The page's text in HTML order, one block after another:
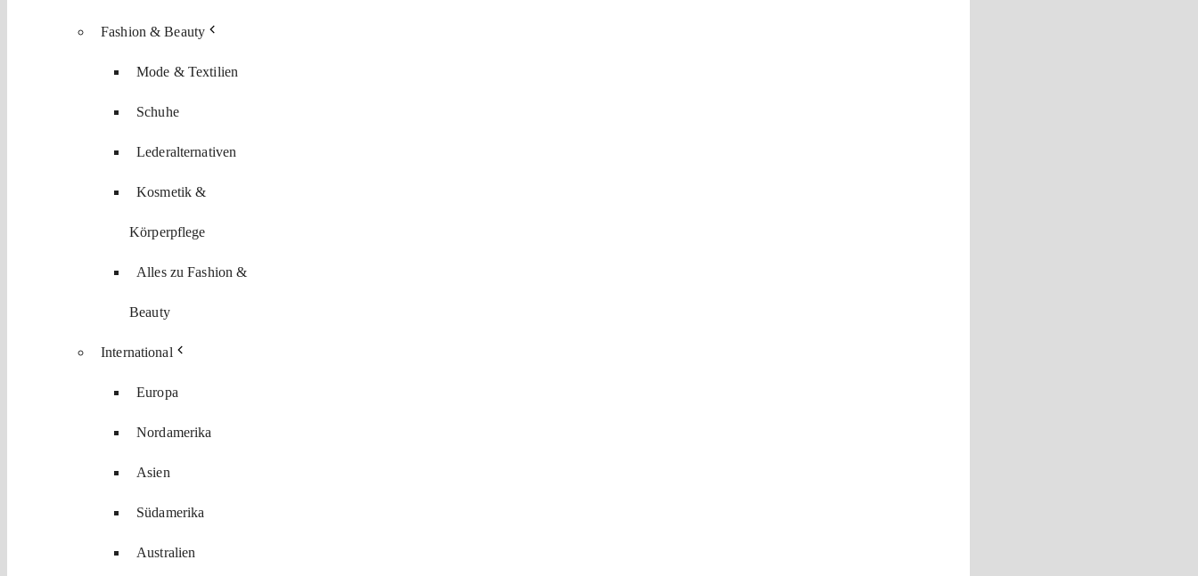
Fashion & Beauty
Mode & Textilien
Schuhe
Lederalternativen
Kosmetik &
Körperpflege
Alles zu Fashion &
Beauty
International
Europa
Nordamerika
Asien
Südamerika
Australien